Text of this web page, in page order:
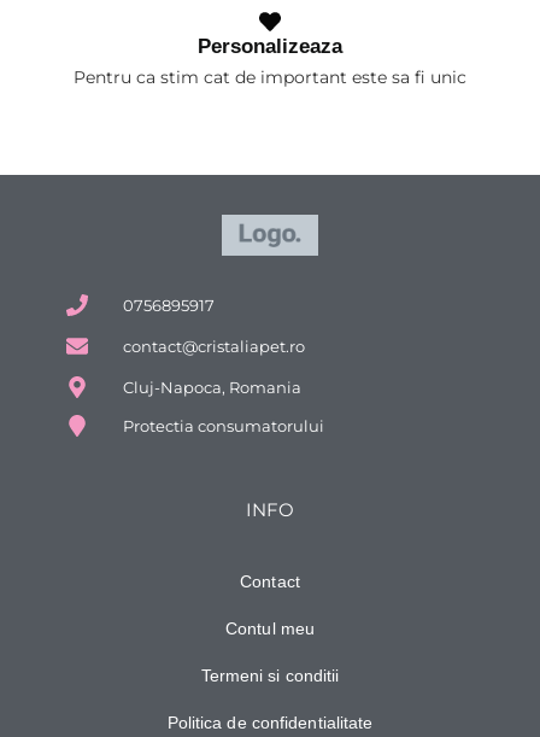
Personalizeaza
Pentru ca stim cat de important este sa fi unic
0756895917
contact@cristaliapet.ro
Cluj-Napoca, Romania
Protectia consumatorului
INFO
Contact
Contul meu
Termeni si conditii
Politica de confidentialitate